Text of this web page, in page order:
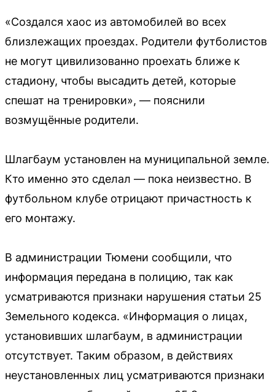
«Создался хаос из автомобилей во всех
близлежащих проездах. Родители футболистов
не могут цивилизованно проехать ближе к
стадиону, чтобы высадить детей, которые
спешат на тренировки», — пояснили
возмущённые родители.
Шлагбаум установлен на муниципальной земле.
Кто именно это сделал — пока неизвестно. В
футбольном клубе отрицают причастность к
его монтажу.
В администрации Тюмени сообщили, что
информация передана в полицию, так как
усматриваются признаки нарушения статьи 25
Земельного кодекса. «Информация о лицах,
установивших шлагбаум, в администрации
отсутствует. Таким образом, в действиях
неустановленных лиц усматриваются признаки